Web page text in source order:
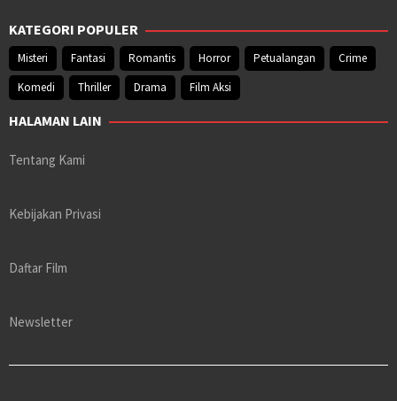
KATEGORI POPULER
Misteri Fantasi Romantis Horror Petualangan
Crime
Komedi
Thriller Drama Film Aksi
HALAMAN LAIN
Tentang Kami
Kebijakan Privasi
Daftar Film
Newsletter